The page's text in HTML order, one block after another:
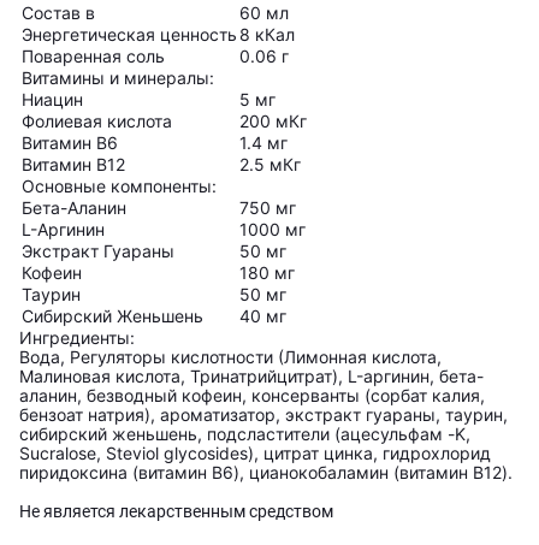
Состав в
60 мл
Энергетическая ценность 8 кКал
Поваренная соль
0.06 г
Витамины и минералы:
Ниацин
5 мг
Фолиевая кислота
200 мКг
Витамин В6
1.4 мг
Витамин В12
2.5 мКг
Основные компоненты:
Бета-Аланин
750 мг
L-Аргинин
1000 мг
Экстракт Гуараны
50 мг
Кофеин
180 мг
Таурин
50 мг
Сибирский Женьшень
40 мг
Ингредиенты:
Вода, Регуляторы кислотности (Лимонная кислота,
Малиновая кислота, Тринатрийцитрат), L-аргинин, бета-
аланин, безводный кофеин, консерванты (сорбат калия,
бензоат натрия), ароматизатор, экстракт гуараны, таурин,
сибирский женьшень, подсластители (ацесульфам -K,
Sucralose, Steviol glycosides), цитрат цинка, гидрохлорид
пиридоксина (витамин B6), цианокобаламин (витамин B12).
Не является лекарственным средством